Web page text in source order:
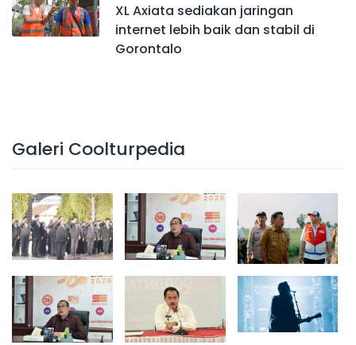
XL Axiata sediakan jaringan
internet lebih baik dan stabil di
Gorontalo
Galeri Coolturpedia